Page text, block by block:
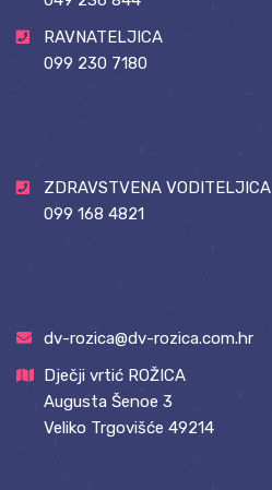
RAVNATELJICA
099 230 7180
ZDRAVSTVENA VODITELJICA
099 168 4821
dv-rozica@dv-rozica.com.hr
Dječji vrtić ROŽICA
Augusta Šenoe 3
Veliko Trgovišće 49214